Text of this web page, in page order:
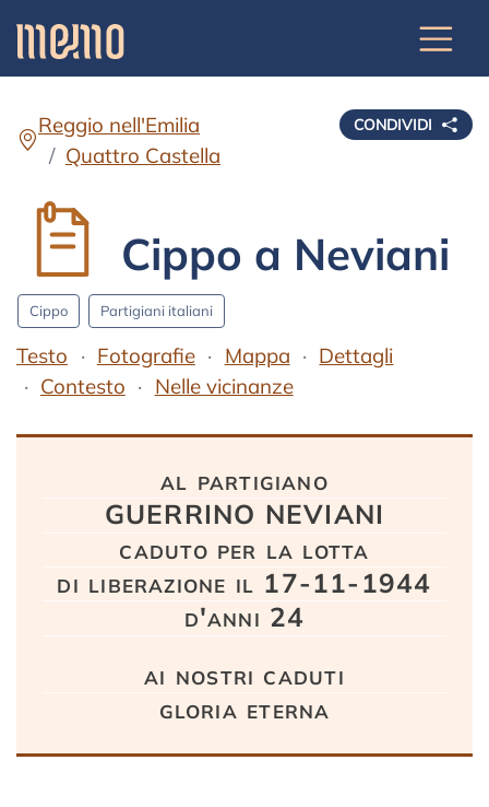
CONDIVIDI
Reggio nell'Emilia
Quattro Castella
Cippo a Neviani
Cippo Partigiani italiani
Testo Fotografie Mappa
Dettagli
Contesto
Nelle vicinanze
al partigiano
GUERRINO NEVIANI
caduto per la lotta
di liberazione il 17-11-1944
d'anni 24
ai nostri caduti
gloria eterna